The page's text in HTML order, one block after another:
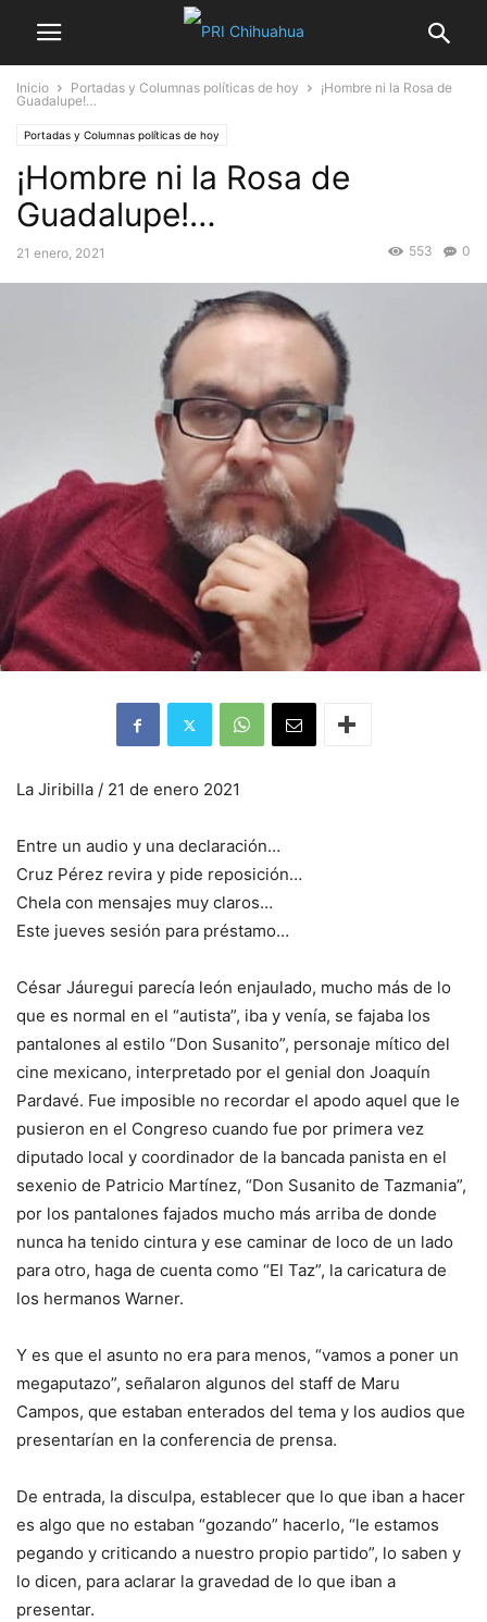
Inicio Portadas y Columnas políticas de hoy
¡Hombre ni la Rosa de
Guadalupe!…
Portadas y Columnas políticas de hoy
¡Hombre ni la Rosa de
Guadalupe!…
21 enero, 2021 0
553
La Jiribilla / 21 de enero 2021
Entre un audio y una declaración…
Cruz Pérez revira y pide reposición…
Chela con mensajes muy claros…
Este jueves sesión para préstamo…
César Jáuregui parecía león enjaulado, mucho más de lo
que es normal en el “autista”, iba y venía, se fajaba los
pantalones al estilo “Don Susanito”, personaje mítico del
cine mexicano, interpretado por el genial don Joaquín
Pardavé. Fue imposible no recordar el apodo aquel que le
pusieron en el Congreso cuando fue por primera vez
diputado local y coordinador de la bancada panista en el
sexenio de Patricio Martínez, “Don Susanito de Tazmania”,
por los pantalones fajados mucho más arriba de donde
nunca ha tenido cintura y ese caminar de loco de un lado
para otro, haga de cuenta como “El Taz”, la caricatura de
los hermanos Warner.
Y es que el asunto no era para menos, “vamos a poner un
megaputazo”, señalaron algunos del staff de Maru
Campos, que estaban enterados del tema y los audios que
presentarían en la conferencia de prensa.
De entrada, la disculpa, establecer que lo que iban a hacer
es algo que no estaban “gozando” hacerlo, “le estamos
pegando y criticando a nuestro propio partido”, lo saben y
lo dicen, para aclarar la gravedad de lo que iban a
presentar.